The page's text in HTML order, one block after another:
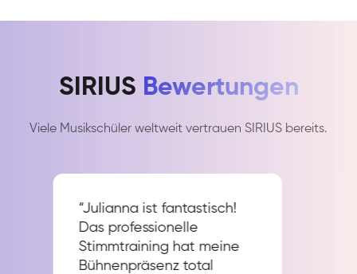
SIRIUS Bewertungen
Viele Musikschüler weltweit vertrauen SIRIUS bereits.
“Julianna ist fantastisch!
Das professionelle
Stimmtraining hat meine
Bühnenpräsenz total